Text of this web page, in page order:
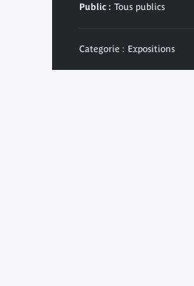
Public : Tous publics
Categorie : Expositions